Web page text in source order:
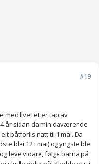
#19
med livet etter tap av
år sidan da min daværende
båtforlis natt til 1 mai. Da
blei 12 i mai) og yngste blei
leve vidare, følge barna på